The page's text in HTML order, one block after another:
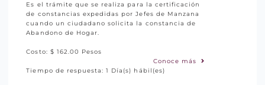
Es el trámite que se realiza para la certificación
de constancias expedidas por Jefes de Manzana
cuando un ciudadano solicita la constancia de
Abandono de Hogar.
Costo: $ 162.00 Pesos
Conoce más
Tiempo de respuesta: 1 Día(s) hábil(es)